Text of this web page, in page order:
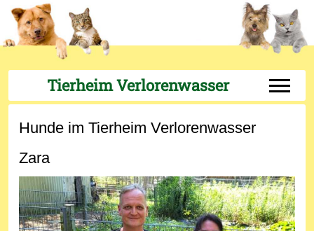
Tierheim Verlorenwasser Off-
Hunde im Tierheim Verlorenwasser
Zara